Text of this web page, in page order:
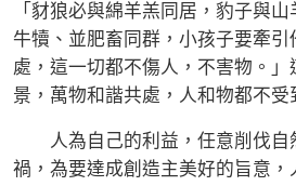
「豺狼必與綿羊羔同居，豹子與
牛犢、並肥畜同群，小孩子要牽
處，這一切都不傷人，不害物。」
景，萬物和諧共處，人和物都不受
人為自己的利益，任意削伐自
禍，為要達成創造主美好的旨意，